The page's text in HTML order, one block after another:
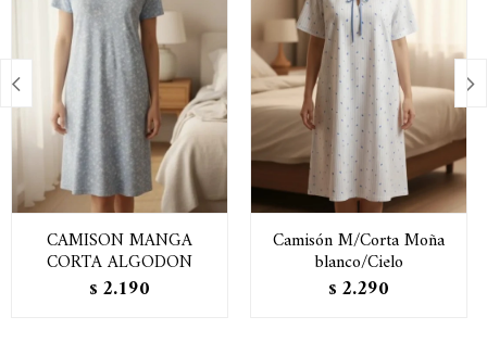
CAMISON MANGA
CORTA ALGODON
$ 2.190
Camisón M/Corta Moña
blanco/Cielo
$ 2.290
 